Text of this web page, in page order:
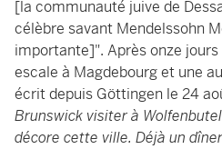
[la communauté juive de
célèbre savant Mendelssohn
importante]". Après onze
escale à Magdebourg et une
écrit depuis Göttingen le 24
Brunswick visiter à
décore cette ville. Déjà un